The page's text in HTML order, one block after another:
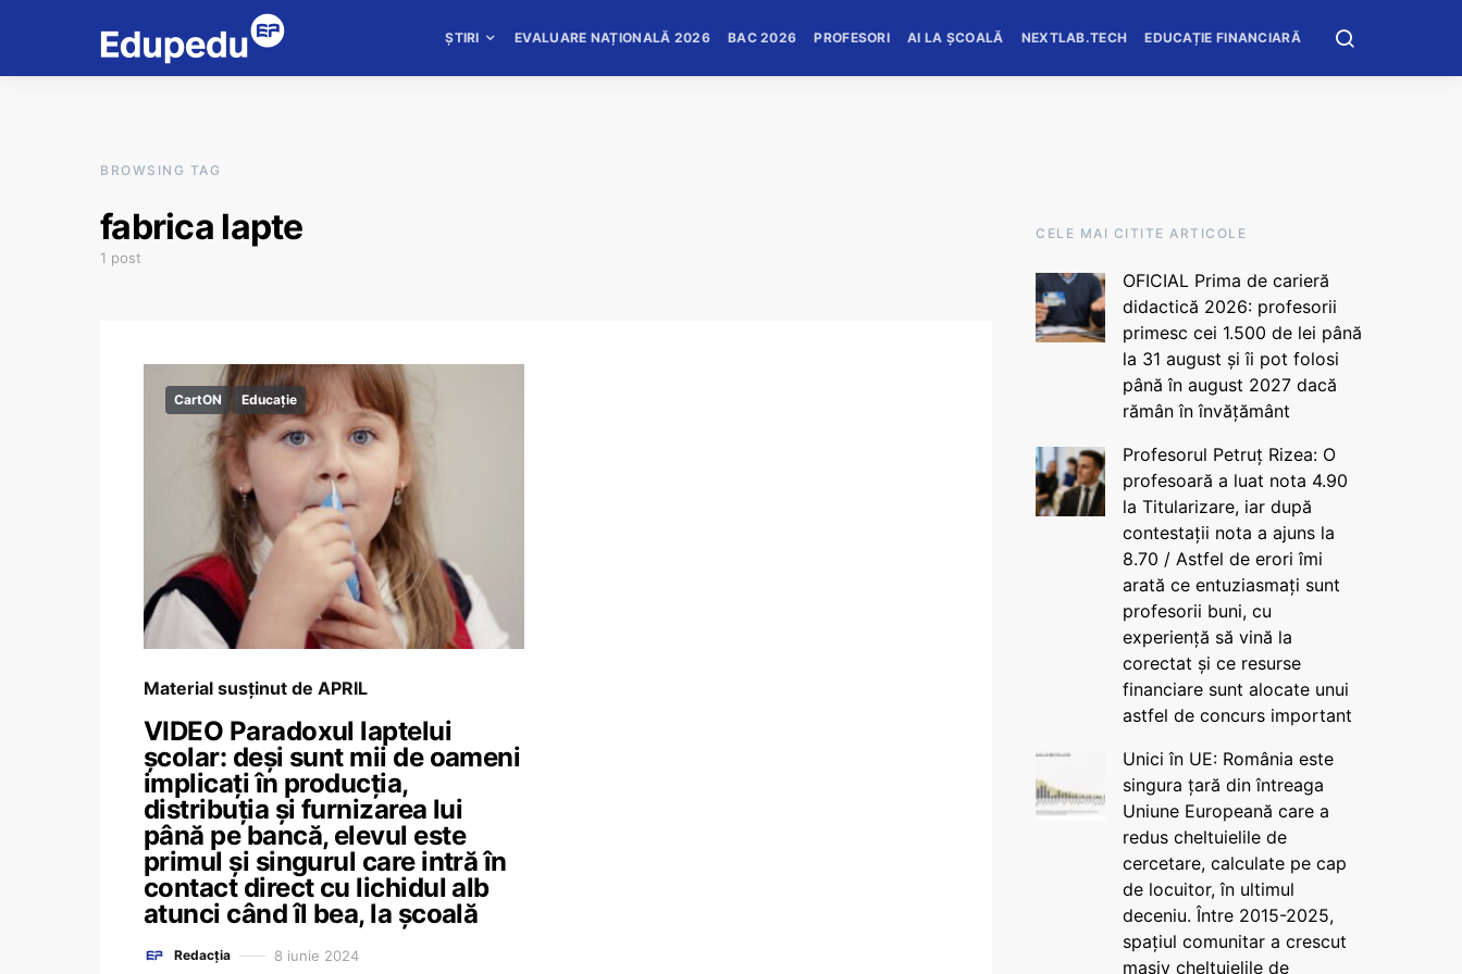
ȘTIRI EVALUARE NAȚIONALĂ 2026 BAC 2026 PROFESORI AI LA ȘCOALĂ NEXTLAB.TECH EDUCAȚIE FINANCIARĂ
BROWSING TAG
fabrica lapte
1 post
CartON Educație
Material susținut de APRIL
VIDEO Paradoxul laptelui
școlar: deși sunt mii de oameni
implicați în producția,
distribuția și furnizarea lui
până pe bancă, elevul este
primul și singurul care intră în
contact direct cu lichidul alb
atunci când îl bea, la școală
Redacția 8 iunie 2024
CELE MAI CITITE ARTICOLE
OFICIAL Prima de carieră
didactică 2026: profesorii
primesc cei 1.500 de lei până
la 31 august și îi pot folosi
până în august 2027 dacă
rămân în învățământ
Profesorul Petruț Rizea: O
profesoară a luat nota 4.90
la Titularizare, iar după
contestații nota a ajuns la
8.70 / Astfel de erori îmi
arată ce entuziasmați sunt
profesorii buni, cu
experiență să vină la
corectat și ce resurse
financiare sunt alocate unui
astfel de concurs important
Unici în UE: România este
singura țară din întreaga
Uniune Europeană care a
redus cheltuielile de
cercetare, calculate pe cap
de locuitor, în ultimul
deceniu. Între 2015-2025,
spațiul comunitar a crescut
masiv cheltuielile de